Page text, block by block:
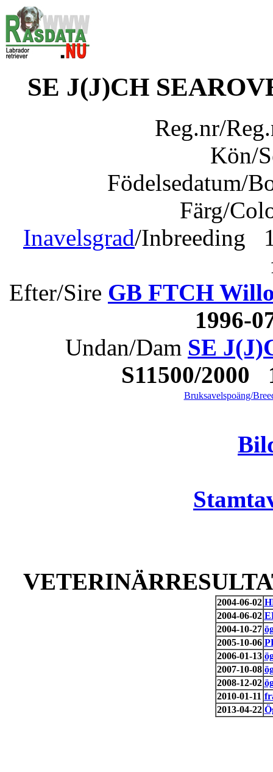
SE J(J)CH
Reg.nr/
Kön/
Födelsedatum/
Färg/
Inavelsgrad/Inbreeding
Efter/Sire GB FTCH
1996-
Undan/Dam SE
S11500/
Bruksavelspoäng/
2004-06-02
2004-06-02
2004-10-27
2005-10-06
2006-01-13
2007-10-08
2008-12-02
2010-01-11
2013-04-22